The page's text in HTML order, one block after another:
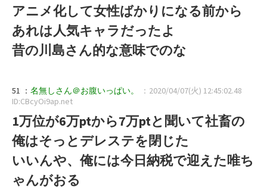
アニメ化して女性ばかりになる前から
あれは人気キャラだったよ
昔の川島さん的な意味でのな
51 ： 名無しさん＠お腹いっぱい。
：2020/04/07(火) 12:45:02.48
ID:CBcyOi9ap.net
1万位が6万ptから7万ptと聞いて社畜の
俺はそっとデレステを閉じた
いいんや、俺には今日納税で迎えた唯ち
ゃんがおる